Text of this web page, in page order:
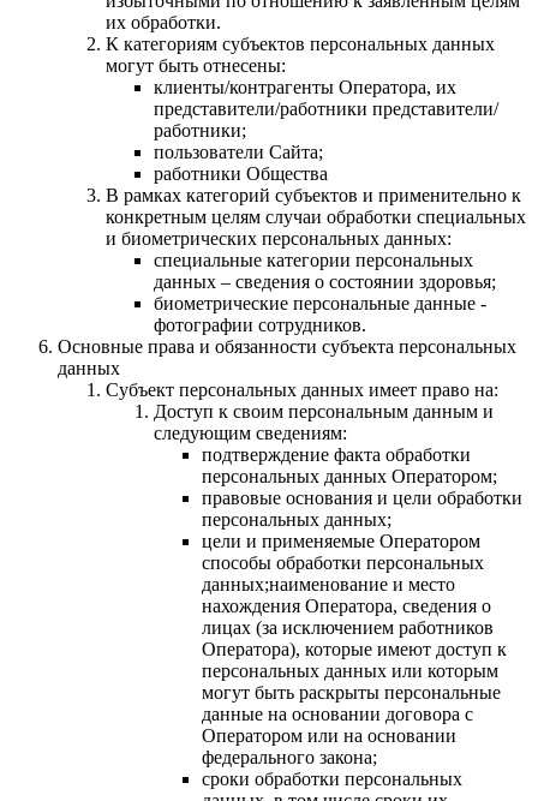
их обработки.
К категориям субъектов персональных данных
могут быть отнесены:
клиенты/контрагенты Оператора, их
представители/работники представители/
работники;
пользователи Сайта;
работники Общества
В рамках категорий субъектов и применительно к
конкретным целям случаи обработки специальных
и биометрических персональных данных:
специальные категории персональных
данных – сведения о состоянии здоровья;
биометрические персональные данные -
фотографии сотрудников.
Основные права и обязанности субъекта персональных
данных
Субъект персональных данных имеет право на:
Доступ к своим персональным данным и
следующим сведениям:
подтверждение факта обработки
персональных данных Оператором;
правовые основания и цели обработки
персональных данных;
цели и применяемые Оператором
способы обработки персональных
данных;наименование и место
нахождения Оператора, сведения о
лицах (за исключением работников
Оператора), которые имеют доступ к
персональных данных или которым
могут быть раскрыты персональные
данные на основании договора с
Оператором или на основании
федерального закона;
сроки обработки персональных